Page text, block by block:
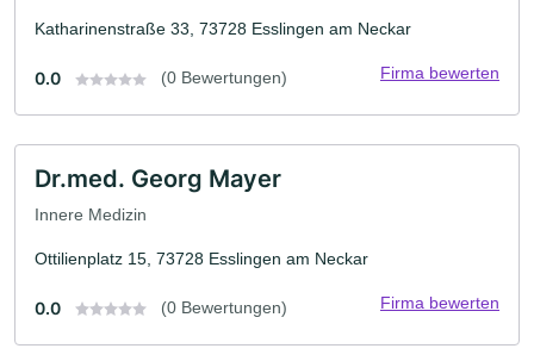
Katharinenstraße 33, 73728 Esslingen am Neckar
0.0 (0 Bewertungen) Firma bewerten
Dr.med. Georg Mayer
Innere Medizin
Ottilienplatz 15, 73728 Esslingen am Neckar
0.0 (0 Bewertungen) Firma bewerten